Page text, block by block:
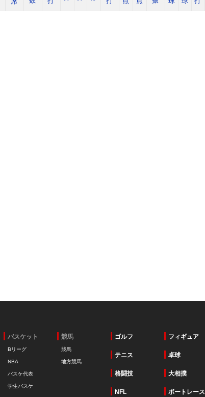
バスケット
Bリーグ
NBA
バスケ代表
学生バスケ
競馬
競馬
地方競馬
ゴルフ フィギュア
テニス 卓球
格闘技 大相撲
NFL ボートレース